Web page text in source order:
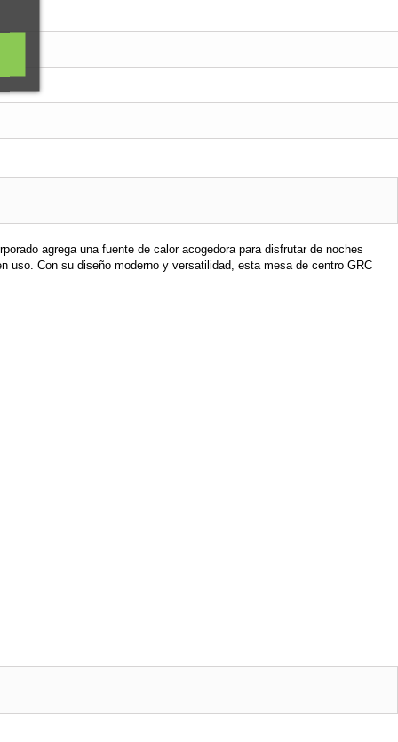
agrega una fuente de calor acogedora para disfrutar de noches
uso. Con su diseño moderno y versatilidad, esta mesa de centro GRC